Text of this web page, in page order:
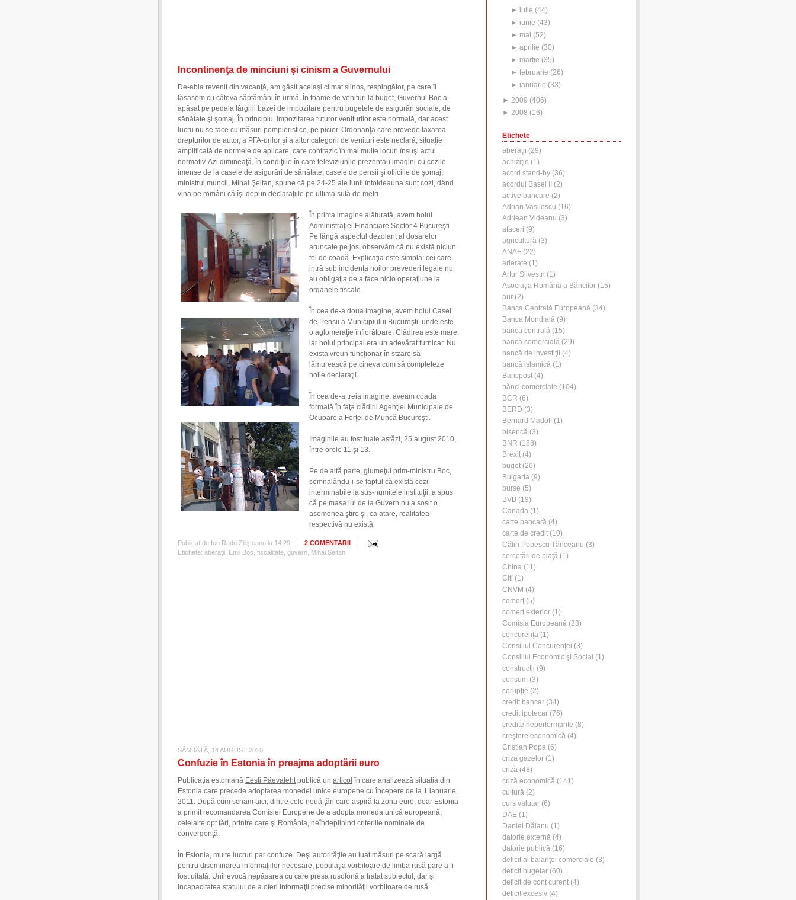
Incontinenţa de minciuni şi cinism a Guvernului
De-abia revenit din vacanţă, am găsit acelaşi climat slinos, respingător, pe care îl
lăsasem cu câteva săptămâni în urmă. În foame de venituri la buget, Guvernul Boc a
apăsat pe pedala lărgirii bazei de impozitare pentru bugetele de asigurări sociale, de
sănătate şi şomaj. În principiu, impozitarea tuturor veniturilor este normală, dar acest
lucru nu se face cu măsuri pompieristice, pe picior. Ordonanţa care prevede taxarea
drepturilor de autor, a PFA-urilor şi a altor categorii de venituri este neclară, situaţie
amplificată de normele de aplicare, care contrazic în mai multe locuri însuşi actul
normativ. Azi dimineaţă, în condiţiile în care televiziunile prezentau imagini cu cozile
imense de la casele de asigurări de sănătate, casele de pensii şi ofiiciile de şomaj,
ministrul muncii, Mihai Şeitan, spune că pe 24-25 ale lunii întotdeauna sunt cozi, dând
vina pe români că îşi depun declaraţiile pe ultima sută de metri.
În prima imagine alăturată, avem holul
Administraţiei Financiare Sector 4 Bucureşti.
Pe lângă aspectul dezolant al dosarelor
aruncate pe jos, observăm că nu există niciun
fel de coadă. Explicaţia este simplă: cei care
intră sub incidenţa noilor prevederi legale nu
au obligaţia de a face nicio operaţiune la
organele fiscale.
În cea de-a doua imagine, avem holul Casei
de Pensii a Municipiului Bucureşti, unde este
o aglomeraţie înfiorătoare. Clădirea este mare,
iar holul principal era un adevărat furnicar. Nu
exista vreun funcţionar în stzare să
lămurească pe cineva cum să completeze
noile declaraţii.
În cea de-a treia imagine, aveam coada
formată în faţa clădirii Agenţiei Municipale de
Ocupare a Forţei de Muncă Bucureşti.
Imaginile au fost luate astăzi, 25 august 2010,
între orele 11 şi 13.
Pe de altă parte, glumeţul prim-ministru Boc,
semnalându-i-se faptul că există cozi
interminabile la sus-numitele instituţii, a spus
că pe masa lui de la Guvern nu a sosit o
asemenea ştire şi, ca atare, realitatea
respectivă nu există.
Publicat de Ion Radu Zilişteanu la 14:29
2 COMENTARII
Etichete: aberaţii Emil Boc fiscalitate guvern Mihai Şeitan
SÂMBĂTĂ, 14 AUGUST 2010
Confuzie în Estonia în preajma adoptării euro
Publicaţia estoniană Eesti Päevalehtpublică un articol în care analizează situaţia din
Estonia care precede adoptarea monedei unice europene cu începere de la 1 ianuarie
2011. După cum scriam aici, dintre cele nouă ţări care aspiră la zona euro, doar Estonia
a primit recomandarea Comisiei Europene de a adopta moneda unică europeană,
celelalte opt ţări, printre care şi România, neîndeplinind criteriile nominale de
convergenţă.
În Estonia, multe lucruri par confuze. Deşi autorităţile au luat măsuri pe scară largă
pentru diseminarea informaţiilor necesare, populaţia vorbitoare de limba rusă pare a fi
fost uitată. Unii evocă nepăsarea cu care presa rusofonă a tratat subiectul, dar şi
incapacitatea statului de a oferi informaţii precise minorităţii vorbitoare de rusă.
► iulie (44)
► iunie (43)
► mai (52)
►aprilie (30)
► martie (35)
►februarie (26)
► ianuarie (33)
► 2009 (406)
► 2008 (16)
Etichete
aberaţii (29)
achiziţie (1)
acord stand-by (36)
acordul Basel II
(2)
active bancare (2)
Adrian Vasilescu (16)
Adriean Videanu (3)
afaceri (9)
agricultură (3)
ANAF (22)
arierate (1)
Artur Silvestri (1)
Asociaţia Română a Băncilor (15)
aur (2)
Banca Centrală Europeană (34)
Banca Mondială (9)
bancă centrală (15)
bancă comercială (29)
bancă de investiţii (4)
bancă islamică (1)
Bancpost (4)
bănci comerciale (104)
BCR (6)
BERD (3)
Bernard Madoff(1)
biserică (3)
BNR (188)
Brexit (4)
buget (26)
Bulgaria (9)
burse (5)
BVB (19)
Canada (1)
carte bancară (4)
carte de credit (10)
Călin Popescu Tăriceanu (3)
cercetări de piaţă (1)
China (11)
Citi (1)
CNVM (4)
comerţ (5)
comerţ exterior (1)
Comisia Europeană (28)
concurenţă (1)
Consiliul Concurenţei (3)
Consiliul Economic şi Social (1)
construcţii (9)
consum (3)
corupţie (2)
credit bancar (34)
credit ipotecar (76)
credite neperformante (8)
creştere economică (4)
Cristian Popa (6)
criza gazelor (1)
criză (48)
criză economică (141)
cultură (2)
curs valutar (6)
DAE (1)
Daniel Dăianu (1)
datorie externă (4)
datorie publică (16)
deficit al balanţei comerciale (3)
deficit bugetar (60)
deficit de cont curent (4)
deficit excesiv (4)